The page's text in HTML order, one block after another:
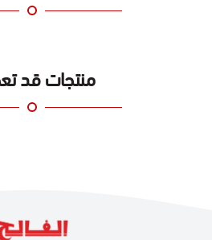
منتجات قد